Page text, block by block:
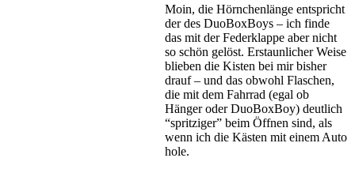
Moin, die Hörnchenlänge entspricht
der des DuoBoxBoys – ich finde
das mit der Federklappe aber nicht
so schön gelöst. Erstaunlicher Weise
blieben die Kisten bei mir bisher
drauf – und das obwohl Flaschen,
die mit dem Fahrrad (egal ob
Hänger oder DuoBoxBoy) deutlich
“spritziger” beim Öffnen sind, als
wenn ich die Kästen mit einem Auto
hole.